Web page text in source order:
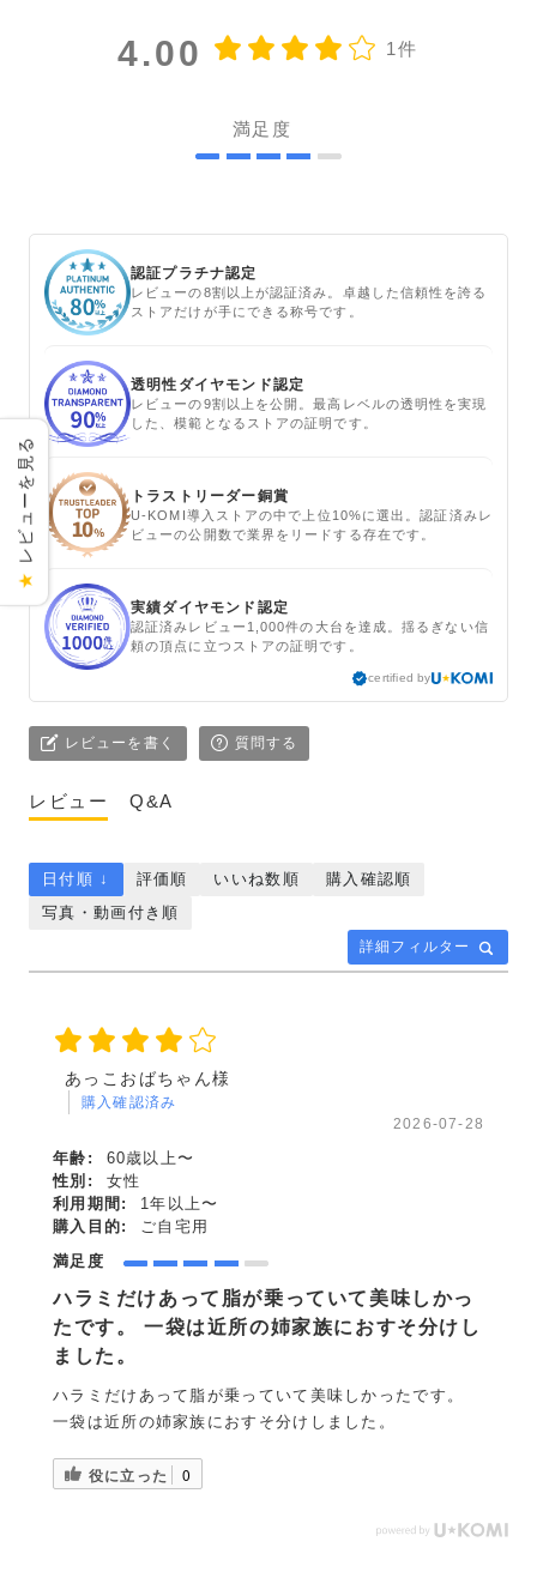
4.00 1件
満足度
認証プラチナ認定
レビューの8割以上が認証済み。卓越した信頼性を誇る
ストアだけが手にできる称号です。
透明性ダイヤモンド認定
レビューの9割以上を公開。最高レベルの透明性を実現
した、模範となるストアの証明です。
トラストリーダー銅賞
U-KOMI導入ストアの中で上位10%に選出。認証済みレ
ビューの公開数で業界をリードする存在です。
実績ダイヤモンド認定
認証済みレビュー1,000件の大台を達成。揺るぎない信
頼の頂点に立つストアの証明です。
certified by
レビューを書く 質問する
レビュー Q&A
詳細フィルター
日付順 ↓ 評価順 いいね数順
購入確認順
写真・動画付き順
あっこおばちゃん様
購入確認済み
2026-07-28
年齢:
60歳以上〜
性別:
女性
利用期間:
1年以上〜
購入目的:
ご自宅用
満足度
ハラミだけあって脂が乗っていて美味しかっ
たです。 一袋は近所の姉家族におすそ分けし
ました。
ハラミだけあって脂が乗っていて美味しかったです。
一袋は近所の姉家族におすそ分けしました。
役に立った 0
★
レビューを見る